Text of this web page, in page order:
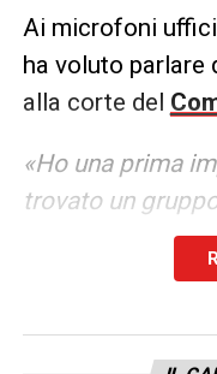
Ai microfoni
ha voluto parlare
alla corte del
«Ho una prima
trovato un
del lavoro e
stagione difficile